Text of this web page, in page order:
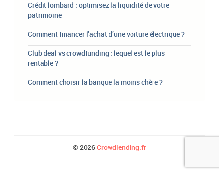
Crédit lombard : optimisez la liquidité de votre
patrimoine
Comment financer l’achat d’une voiture électrique ?
Club deal vs crowdfunding : lequel est le plus
rentable ?
Comment choisir la banque la moins chère ?
© 2026Crowdlending.fr